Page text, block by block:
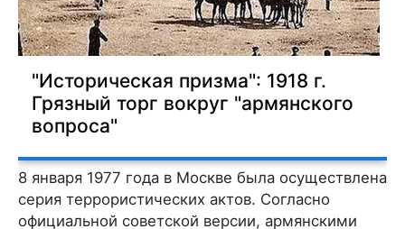
"Историческая призма": 1918 г.
Грязный торг вокруг "армянского
вопроса"
8 января 1977 года в Москве была осуществлена
серия террористических актов. Согласно
официальной советской версии, армянскими